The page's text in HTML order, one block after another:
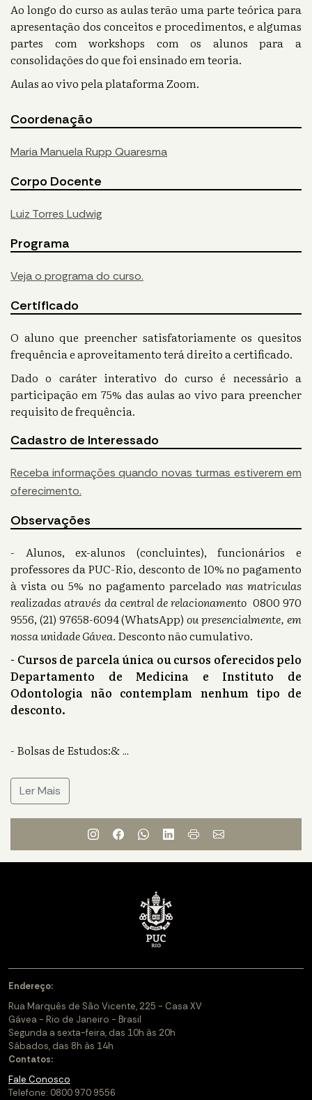
Ao longo do curso as aulas terão uma parte teórica para
apresentação dos conceitos e procedimentos, e algumas
partes com workshops com os alunos para a
consolidações do que foi ensinado em teoria.
Aulas ao vivo pela plataforma Zoom.
Coordenação
Maria Manuela Rupp Quaresma
Corpo Docente
Luiz Torres Ludwig
Programa
Veja o programa do curso.
Certificado
O aluno que preencher satisfatoriamente os quesitos
frequência e aproveitamento terá direito a certificado.
Dado o caráter interativo do curso é necessário a
participação em 75% das aulas ao vivo para preencher
requisito de frequência.
Cadastro de Interessado
Receba informações quando novas turmas estiverem em
oferecimento.
Observações
- Alunos, ex-alunos (concluintes), funcionários e
professores da PUC-Rio, desconto de 10% no pagamento
à vista ou 5% no pagamento parcelado nas matriculas
realizadas através da central de relacionamento 0800 970
9556, (21) 97658-6094 (WhatsApp)ou presencialmente, em
nossa unidade Gávea.Desconto não cumulativo.
- Cursos de parcela única ou cursos oferecidos pelo
Departamento de Medicina e Instituto de
Odontologia não contemplam nenhum tipo de
desconto.
- Bolsas de Estudos:&...
Ler Mais
Endereço:
Rua Marquês de São Vicente, 225 - Casa XV
Gávea - Rio de Janeiro - Brasil
Segunda a sexta-feira, das 10h às 20h
Sábados, das 8h às 14h
Contatos:
Fale Conosco
Telefone: 0800 970 9556